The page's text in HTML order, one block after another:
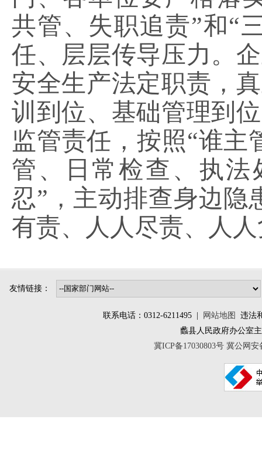
共管、失职追责”和“
任、层层传导压力。
安全生产法定职责，
训到位、基础管理到
监管责任，按照“谁主
管、日常检查、执
忍”，主动排查身边隐
有责、人人尽责、人
友情链接：
联系电话：0312-6211495 | 网站地图
违法
蠡县人民政府办公
冀ICP备17030803号 冀公网安